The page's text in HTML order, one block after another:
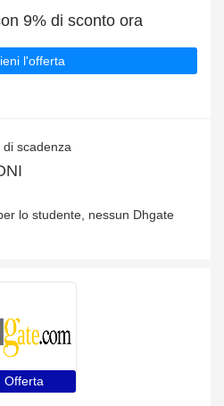
9% di sconto ora
l'offerta
scadenza
lo studente, nessun Dhgate
Offerta